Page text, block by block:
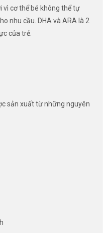
vì cơ thể bé không thể tự
nhu cầu. DHA và ARA là 2
của trẻ.
sản xuất từ những nguyên